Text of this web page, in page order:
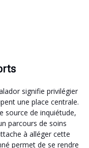
signifie privilégier
une place centrale.
source de inquiétude,
parcours de soins
à alléger cette
permet de se rendre